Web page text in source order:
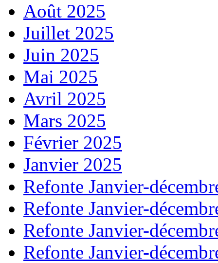
Août 2025
Juillet 2025
Juin 2025
Mai 2025
Avril 2025
Mars 2025
Février 2025
Janvier 2025
Refonte Janvier-
Refonte Janvier-
Refonte Janvier-
Refonte Janvier-